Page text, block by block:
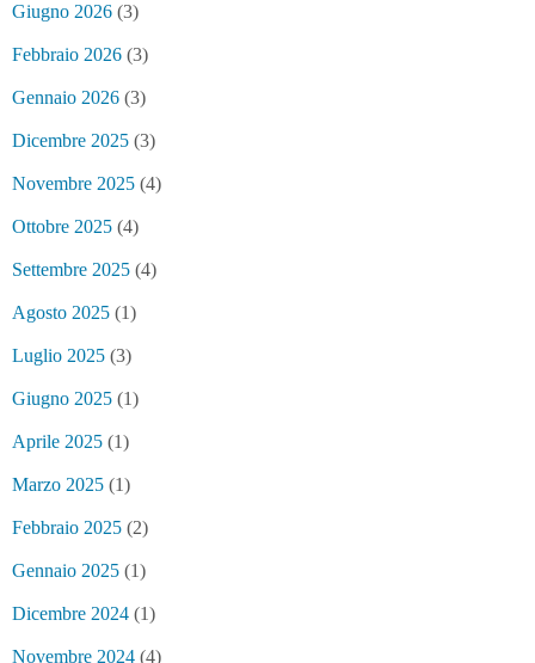
Giugno 2026 (3)
Febbraio 2026 (3)
Gennaio 2026 (3)
Dicembre 2025 (3)
Novembre 2025 (4)
Ottobre 2025 (4)
Settembre 2025 (4)
Agosto 2025 (1)
Luglio 2025 (3)
Giugno 2025 (1)
Aprile 2025 (1)
Marzo 2025 (1)
Febbraio 2025 (2)
Gennaio 2025 (1)
Dicembre 2024 (1)
Novembre 2024 (4)